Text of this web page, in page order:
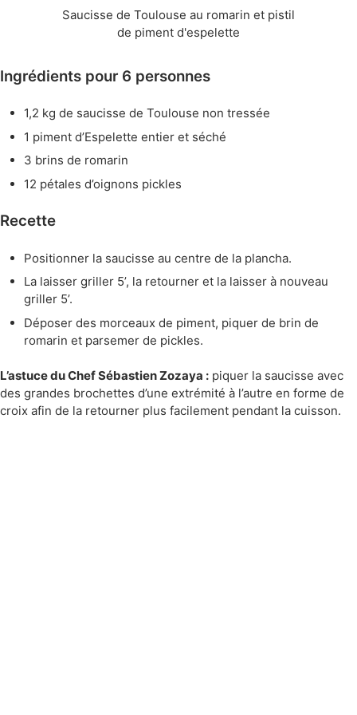
Saucisse de Toulouse au romarin et pistil
de piment d'espelette
Ingrédients pour 6 personnes
1,2 kg de saucisse de Toulouse non tressée
1 piment d’Espelette entier et séché
3 brins de romarin
12 pétales d’oignons pickles
Recette
Positionner la saucisse au centre de la plancha.
La laisser griller 5’, la retourner et la laisser à nouveau
griller 5’.
Déposer des morceaux de piment, piquer de brin de
romarin et parsemer de pickles.
L’astuce du Chef Sébastien Zozaya : piquer la saucisse avec
des grandes brochettes d’une extrémité à l’autre en forme de
croix afin de la retourner plus facilement pendant la cuisson.